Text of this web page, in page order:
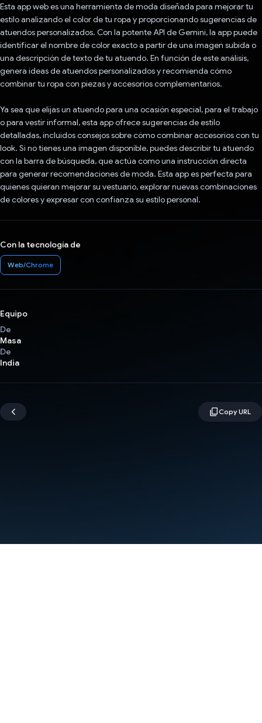
Esta app web es una herramienta de moda diseñada para mejorar tu
estilo analizando el color de tu ropa y proporcionando sugerencias de
atuendos personalizados. Con la potente API de Gemini, la app puede
identificar el nombre de color exacto a partir de una imagen subida o
una descripción de texto de tu atuendo. En función de este análisis,
genera ideas de atuendos personalizados y recomienda cómo
combinar tu ropa con piezas y accesorios complementarios.
Ya sea que elijas un atuendo para una ocasión especial, para el trabajo
o para vestir informal, esta app ofrece sugerencias de estilo
detalladas, incluidos consejos sobre cómo combinar accesorios con tu
look. Si no tienes una imagen disponible, puedes describir tu atuendo
con la barra de búsqueda, que actúa como una instrucción directa
para generar recomendaciones de moda. Esta app es perfecta para
quienes quieran mejorar su vestuario, explorar nuevas combinaciones
de colores y expresar con confianza su estilo personal.
Con la tecnología de
Web/Chrome
Equipo
De
Masa
De
India